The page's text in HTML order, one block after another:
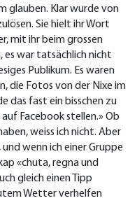
glauben. Klar wurde von
Sie hielt ihr Wort
mit ihr beim grossen
es war tatsächlich nicht
Publikum. Es waren
die Fotos von der Nixe im
das fast ein bisschen zu
Facebook stellen.» Ob
weiss ich nicht. Aber
wenn ich einer Gruppe
«chuta, regna und
gleich einen Tipp
Wetter verhelfen